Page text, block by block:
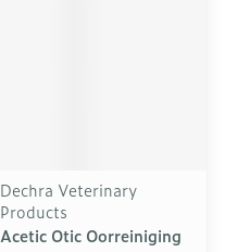
Dechra Veterinary
Products
Acetic Otic Oorreiniging